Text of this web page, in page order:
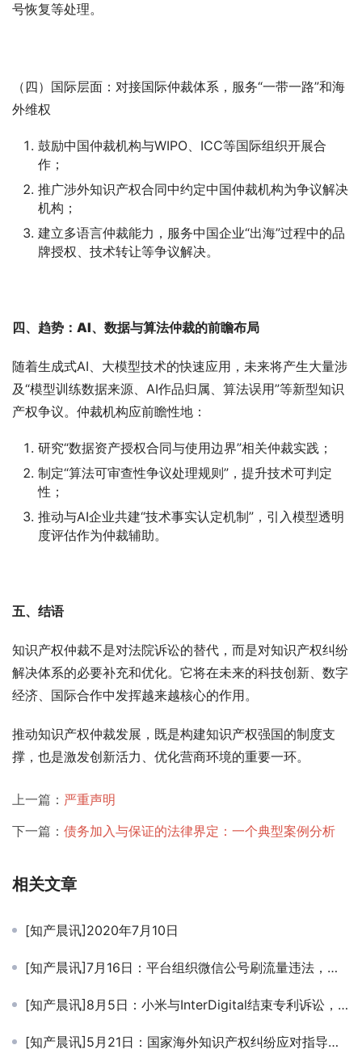
号恢复等处理。
（四）国际层面：对接国际仲裁体系，服务“一带一路”和海
外维权
鼓励中国仲裁机构与WIPO、ICC等国际组织开展合
作；
推广涉外知识产权合同中约定中国仲裁机构为争议解决
机构；
建立多语言仲裁能力，服务中国企业“出海”过程中的品
牌授权、技术转让等争议解决。
四、 趋势：AI、数据与算法仲裁的前瞻布局
随着生成式AI、大模型技术的快速应用，未来将产生大量涉
及“模型训练数据来源、AI作品归属、算法误用”等新型知识
产权争议。仲裁机构应前瞻性地：
研究“数据资产授权合同与使用边界”相关仲裁实践；
制定“算法可审查性争议处理规则”，提升技术可判定
性；
推动与AI企业共建“技术事实认定机制”，引入模型透明
度评估作为仲裁辅助。
五、结语
知识产权仲裁不是对法院诉讼的替代，而是对知识产权纠纷
解决体系的必要补充和优化。它将在未来的科技创新、数字
经济、国际合作中发挥越来越核心的作用。
推动知识产权仲裁发展，既是构建知识产权强国的制度支
撑，也是激发创新活力、优化营商环境的重要一环。
上一篇： 严重声明
下一篇： 债务加入与保证的法律界定：一个典型案例分析
相关文章
[知产晨讯]2020年7月10日
[知产晨讯]7月16日：平台组织微信公号刷流量违法，赔偿金300万；北京无印良品诉日本無印良品侵权，再审申请被驳回
[知产晨讯]8月5日：小米与InterDigital结束专利诉讼，达成全球专利许可协议；从开庭到宣判仅用1小时！威海市首起知识产权审判“三合一”刑事案件宣判
[知产晨讯]5月21日：国家海外知识产权纠纷应对指导中心官网正式上线！电影频道斥浙江卫视《星辰大海》MV抄袭 呼吁树立版权意识